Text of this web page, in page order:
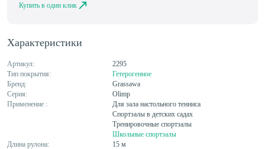
Характеристики
Артикул:
2295
Тип покрытия:
Гетерогенное
Бренд:
Grassawa
Серия:
Olimp
Применение :
Для зала настольного тенниса
Спортзалы в детских садах
Тренировочные спортзалы
Школьные спортзалы
Длина рулона:
15 м
Купить в один клик